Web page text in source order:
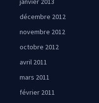
décembre 2012
novembre 2012
octobre 2012
avril 2011
mars 2011
février 2011